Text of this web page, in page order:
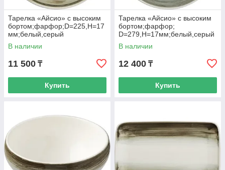
Тарелка «Айсио» с высоким
бортом;фарфор;D=225,H=17
мм;белый,серый
В наличии
11 500 ₸
Купить
Тарелка «Айсио» с высоким
бортом;фарфор;
D=279,H=17мм;белый,серый
В наличии
12 400 ₸
Купить